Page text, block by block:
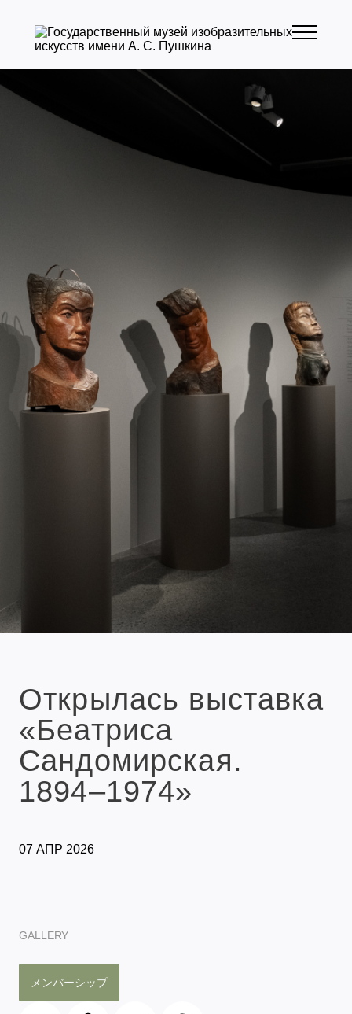
Открылась выставка
«Беатриса
Сандомирская.
1894–1974»
07 АПР 2026
GALLERY
メンバーシップ